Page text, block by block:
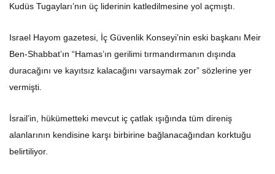
Kudüs Tugayları’nın üç liderinin katledilmesine yol açmıştı.
Israel Hayom gazetesi, İç Güvenlik Konseyi’nin eski başkanı Meir
Ben-Shabbat’ın “Hamas’ın gerilimi tırmandırmanın dışında
duracağını ve kayıtsız kalacağını varsaymak zor” sözlerine yer
vermişti.
İsrail’in, hükümetteki mevcut iç çatlak ışığında tüm direniş
alanlarının kendisine karşı birbirine bağlanacağından korktuğu
belirtiliyor.